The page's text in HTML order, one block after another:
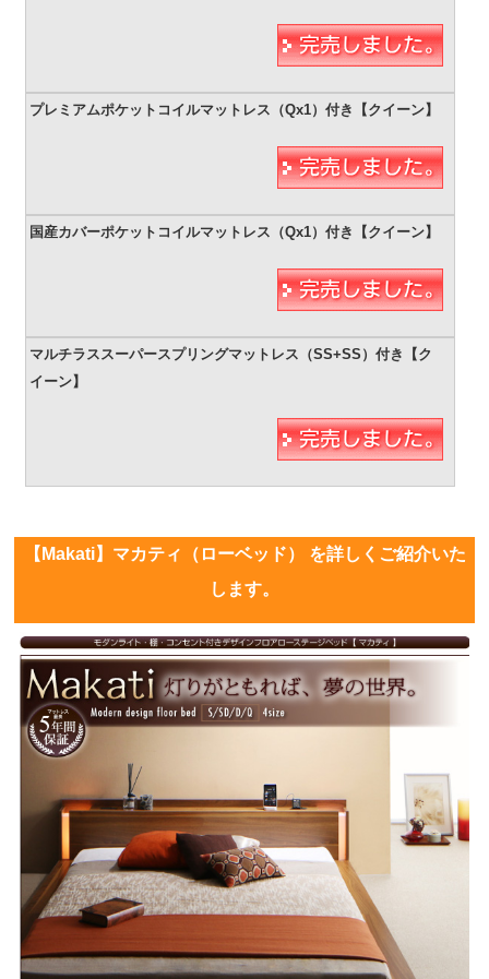
【Makati】マカティ（ローベッド） を詳しくご紹介いた
します。